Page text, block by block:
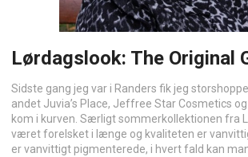
Lørdagslook: The Original
Sidste gang jeg var i Randers fik jeg
andet Juvia’s Place, Jeffree Star Cosmetics
kom i kurven. Særligt sommerkollektionen fra
været forelsket i længe og kvaliteten er
er vanvittigt pigmenterede, i hvert fald kan